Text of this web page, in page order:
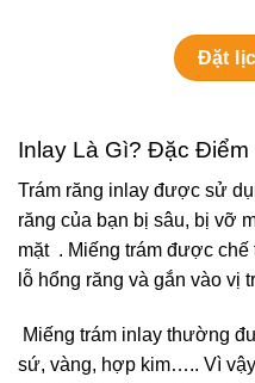
Đặt
Inlay Là Gì? Đặc Điểm
Trám răng inlay được sử
răng của bạn bị sâu, bị vỡ
mặt . Miếng trám được
lỗ hổng răng và gắn vào vị
Miếng trám inlay thường
sứ, vàng, hợp kim….. Vì